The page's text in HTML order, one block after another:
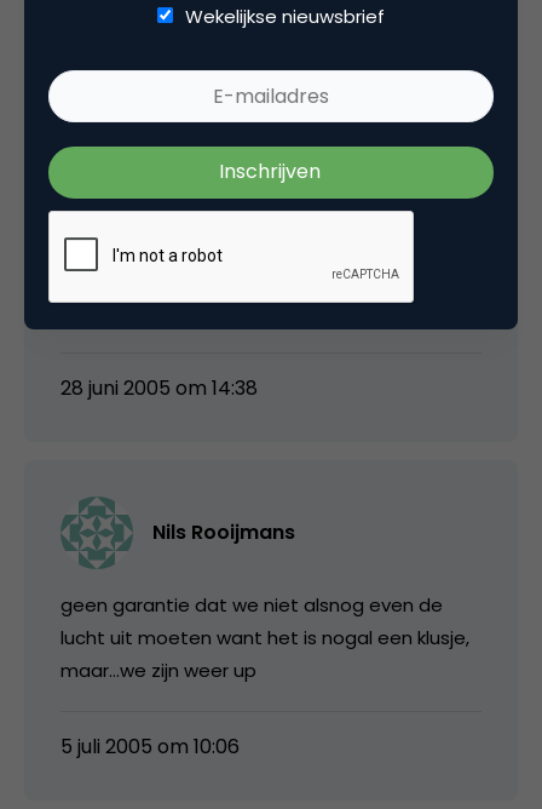
Nils Rooijmans
iemand sleutelmaatje 13 liggen?
We trekken de hele gereedschapskist open,
maar ik verwacht dat we morgenvroeg pas
weer online kunnen. Excuses…
28 juni 2005 om 14:38
Nils Rooijmans
geen garantie dat we niet alsnog even de
lucht uit moeten want het is nogal een klusje,
maar…we zijn weer up
5 juli 2005 om 10:06
Wekelijkse nieuwsbrief